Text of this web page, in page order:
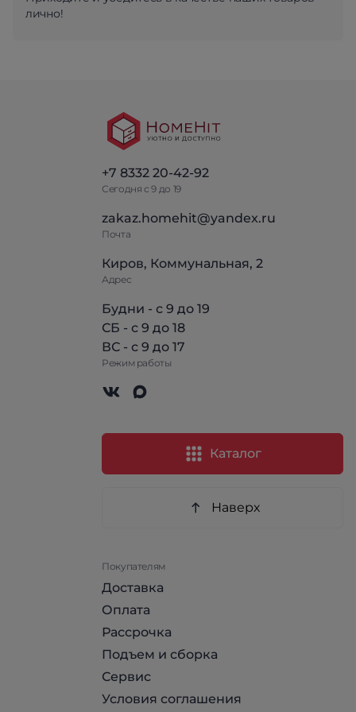
лично!
+7 8332 20-42-92
Сегодня с 9 до 19
zakaz.homehit@yandex.ru
Почта
Киров, Коммунальная, 2
Адрес
Будни - с 9 до 19
СБ - с 9 до 18
ВС - с 9 до 17
Режим работы
Каталог
Наверх
Покупателям
Доставка
Оплата
Рассрочка
Подъем и сборка
Сервис
Условия соглашения